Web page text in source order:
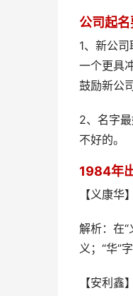
公司起
1、新公
一个更具
鼓励新公
2、名字
不好的。
1984年
【义康华】
解析：在“
义；“华”
【安利鑫】